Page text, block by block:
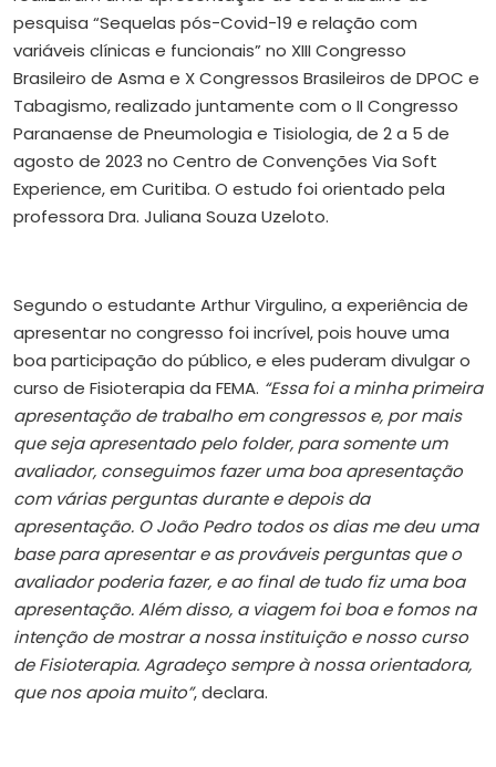
pesquisa “Sequelas pós-Covid-19 e relação com
variáveis clínicas e funcionais” no XIII Congresso
Brasileiro de Asma e X Congressos Brasileiros de DPOC e
Tabagismo, realizado juntamente com o II Congresso
Paranaense de Pneumologia e Tisiologia, de 2 a 5 de
agosto de 2023 no Centro de Convenções Via Soft
Experience, em Curitiba. O estudo foi orientado pela
professora Dra. Juliana Souza Uzeloto.
Segundo o estudante Arthur Virgulino, a experiência de
apresentar no congresso foi incrível, pois houve uma
boa participação do público, e eles puderam divulgar o
curso de Fisioterapia da FEMA. “Essa foi a minha primeira
apresentação de trabalho em congressos e, por mais
que seja apresentado pelo folder, para somente um
avaliador, conseguimos fazer uma boa apresentação
com várias perguntas durante e depois da
apresentação. O João Pedro todos os dias me deu uma
base para apresentar e as prováveis perguntas que o
avaliador poderia fazer, e ao final de tudo fiz uma boa
apresentação. Além disso, a viagem foi boa e fomos na
intenção de mostrar a nossa instituição e nosso curso
de Fisioterapia. Agradeço sempre à nossa orientadora,
que nos apoia muito”, declara.